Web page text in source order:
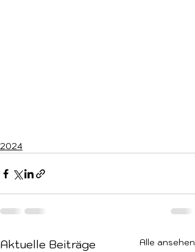
2024
Aktuelle Beiträge Alle ansehen